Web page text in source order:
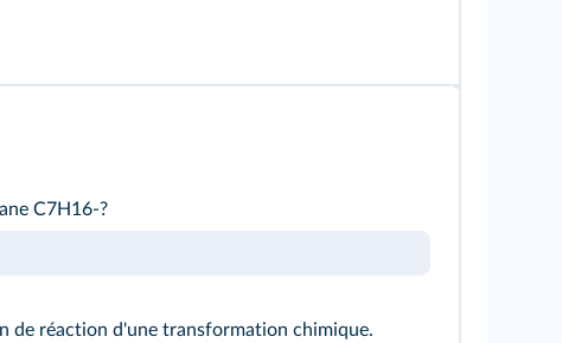
C7H16‑?
de réaction d'une transformation chimique.